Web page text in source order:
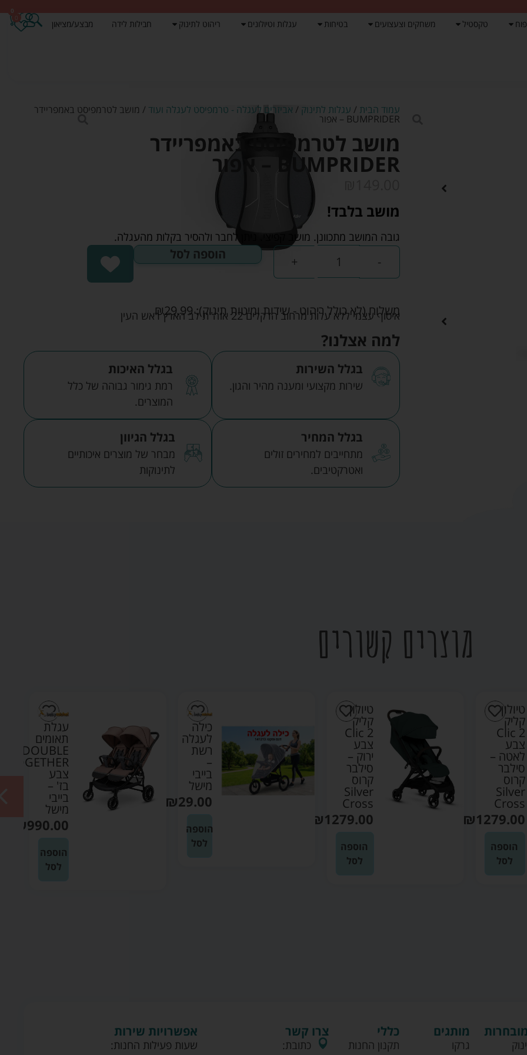
טקסטיל משחקים וצעצועים בטיחות עגלות וטיולונים ריהוט לתינוק חבילות לידה מבצע/מציאון
0
עמוד הבית / עגלות לתינוק / אביזרים לעגלה - טרמפיסט לעגלה ועוד/ מושב לטרמפיסט באמפריידר
BUMPRIDER – אפור
מושב לטרמפיסט באמפריידר
BUMPRIDER – אפור
מושב בלבד!
גובה המושב מתכוונן. מושב קפיצי. ניתן לחבר ולהסיר בקלות מהעגלה.
-
+ הוספה לסל
משלוח (לא כולל ריהוט - שידות ומיטות תינוק): ₪29.99 איסוף עצמי ללא עלות מרחוב הדקלים 22 אזה"ת לב הארץ ראש העין
למה אצלנו?
בגלל השירות
שירות מקצועי ומענה מהיר והגון.
בגלל האיכות
רמת גימור גבוהה של כלל
המוצרים.
בגלל המחיר
מתחייבים למחירים זולים
ואטרקטיבים.
בגלל הגיוון
מבחר של מוצרים איכותיים
לתינוקות
מוצרים קשורים
טיולון
קליק
Clic 2
צבע
לאטה –
סילבר
קרוס
Silver
Cross
₪1279.00
הוספה
לסל
טיולון
קליק
Clic 2
צבע
ירוק –
סילבר
קרוס
Silver
Cross
₪1279.00
הוספה
לסל
כילה
לעגלה
רשת
–
בייבי
מישל
₪29.00
הוספה
לסל
עגלת
תאומים
DOUBLE
TOGETHER
צבע
בז' –
בייבי
מישל
₪990.00
הוספה
לסל
מותגים
גרקו
כללי
תקנון החנות
צרו קשר
כתובת:
אפשרויות שירות
שעות פעילות החנות: